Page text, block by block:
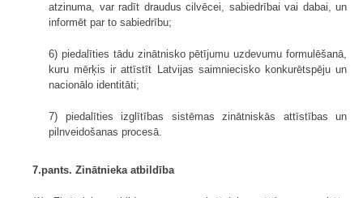
atzinuma, var radīt draudus cilvēcei, sabiedrībai vai dabai, un
informēt par to sabiedrību;
6) piedalīties tādu zinātnisko pētījumu uzdevumu formulēšanā,
kuru mērķis ir attīstīt Latvijas saimniecisko konkurētspēju un
nacionālo identitāti;
7) piedalīties izglītības sistēmas zinātniskās attīstības un
pilnveidošanas procesā.
7.pants. Zinātnieka atbildība